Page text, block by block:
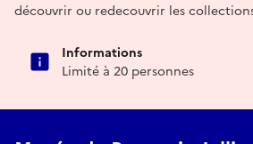
découvrir ou redecouvrir les
Informations
Limité à 20 personnes